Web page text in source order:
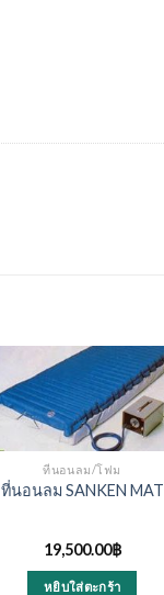
ที่นอนลม/โฟม
ที่นอนลม SANKEN MAT
19,500.00฿
หยิบใส่ตะกร้า